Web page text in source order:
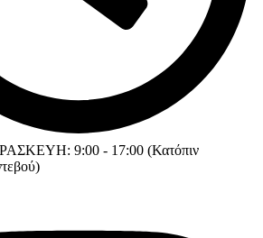
9:00 - 17:00 (Κατόπιν